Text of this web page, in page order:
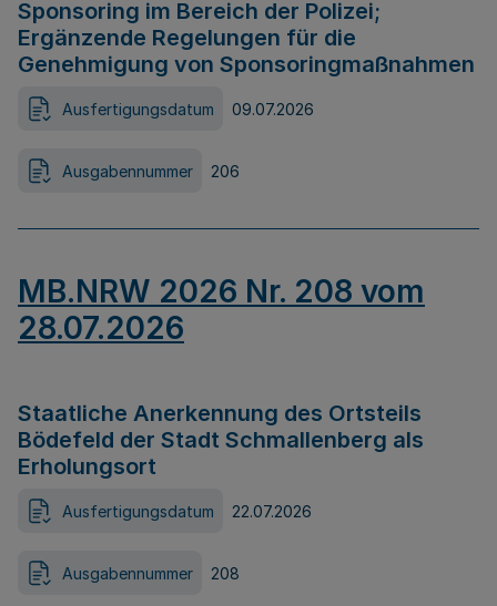
Sponsoring im Bereich der Polizei;
Ergänzende Regelungen für die
Genehmigung von Sponsoringmaßnahmen
Ausfertigungsdatum 09.07.2026
Ausgabennummer 206
MB.NRW 2026 Nr. 208 vom
28.07.2026
Staatliche Anerkennung des Ortsteils
Bödefeld der Stadt Schmallenberg als
Erholungsort
Ausfertigungsdatum 22.07.2026
Ausgabennummer 208